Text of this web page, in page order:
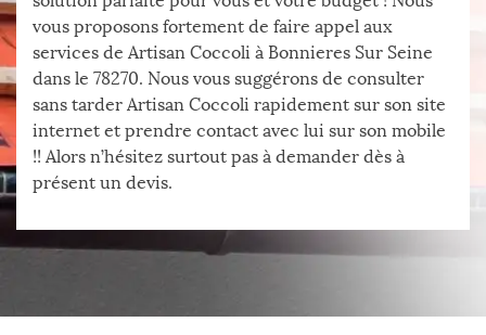
vous proposons fortement de faire appel aux
services de Artisan Coccoli à Bonnieres Sur Seine
dans le 78270. Nous vous suggérons de consulter
sans tarder Artisan Coccoli rapidement sur son site
internet et prendre contact avec lui sur son mobile
!! Alors n’hésitez surtout pas à demander dès à
présent un devis.